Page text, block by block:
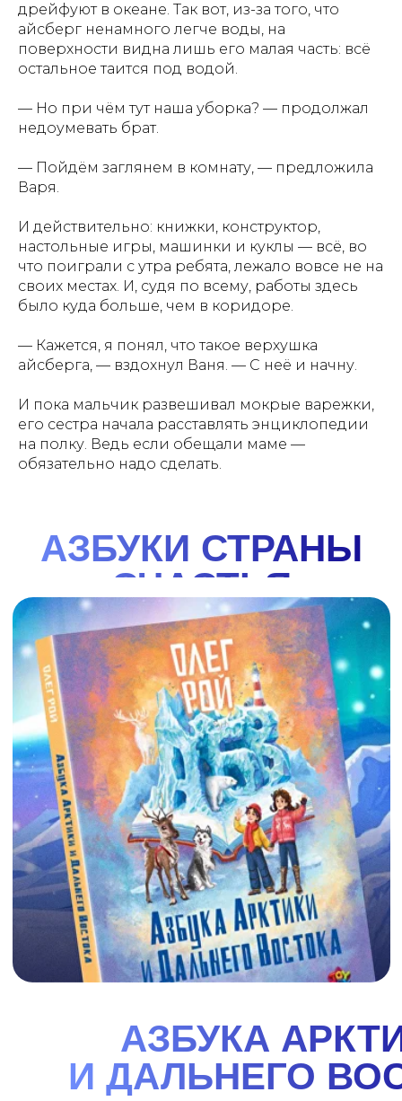
дрейфуют в океане. Так вот, из-за того, что
айсберг ненамного легче воды, на
поверхности видна лишь его малая часть: всё
остальное таится под водой.
— Но при чём тут наша уборка? — продолжал
недоумевать брат.
— Пойдём заглянем в комнату, — предложила
Варя.
И действительно: книжки, конструктор,
настольные игры, машинки и куклы — всё, во
что поиграли с утра ребята, лежало вовсе не на
своих местах. И, судя по всему, работы здесь
было куда больше, чем в коридоре.
— Кажется, я понял, что такое верхушка
айсберга, — вздохнул Ваня. — С неё и начну.
И пока мальчик развешивал мокрые варежки,
его сестра начала расставлять энциклопедии
на полку. Ведь если обещали маме —
обязательно надо сделать.
АЗБУКИ СТРАНЫ
СЧАСТЬЯ
купить
Азбука Арктики и Дальнего Востока" - уникальная
книга об истории, культуре, географии северного
края России. Главные герои - Варя, Ваня и собака
Лайка - вместе с оленёнком Лёней проведут
важные знания о загадочном регионе великой
АЗБУКА АРКТИКИ
И ДАЛЬНЕГО ВОСТОКА
"Азбука Сибири". Вместе с героями книги
отправляйся в увлекательное путешествие по
весёлых приключениях, ты узнаешь много нового
об этом чудесном крае, о его природе, реках и
озёрах, растениях и животных, городах и заводах.
И, конечно же, о людях, их жизни, обычаях,
праздниках и сказках!
АЗБУКА СИБИРИ